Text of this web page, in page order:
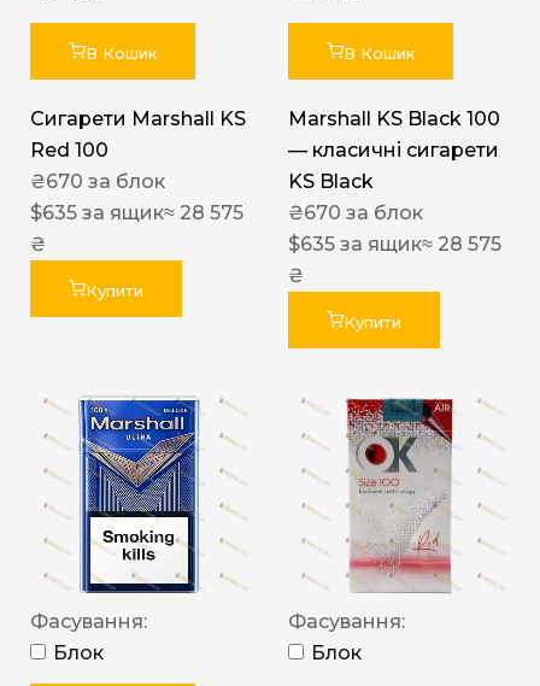
В Кошик
Сигарети Marshall KS
Red 100
₴670 за блок
$635 за ящик≈ 28 575
₴
Купити
В Кошик
Marshall KS Black 100
— класичні сигарети
KS Black
₴670 за блок
$635 за ящик≈ 28 575
₴
Купити
Фасування:
Блок
Фасування:
Блок